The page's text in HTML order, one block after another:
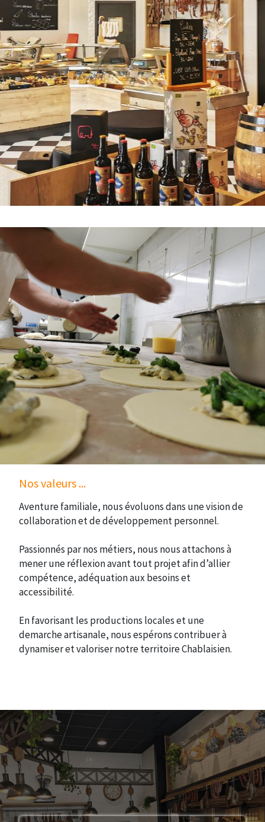
Nos valeurs ...
Aventure familiale, nous évoluons dans une vision de
collaboration et de développement personnel.
Passionnés par nos métiers, nous nous attachons à
mener une réflexion avant tout projet afin d’allier
compétence, adéquation aux besoins et
accessibilité.
En favorisant les productions locales et une
demarche artisanale, nous espérons contribuer à
dynamiser et valoriser notre territoire Chablaisien.